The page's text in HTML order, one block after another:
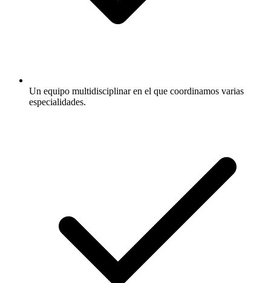
Un equipo multidisciplinar en el que coordinamos varias
especialidades.